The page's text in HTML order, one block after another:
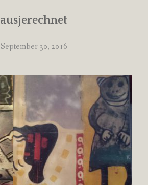
ausjerechnet
September 30, 2016